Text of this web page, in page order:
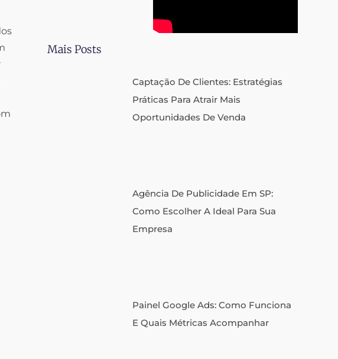
Mais Posts
Captação De Clientes: Estratégias
Práticas Para Atrair Mais
Oportunidades De Venda
Agência De Publicidade Em SP:
Como Escolher A Ideal Para Sua
Empresa
Painel Google Ads: Como Funciona
E Quais Métricas Acompanhar